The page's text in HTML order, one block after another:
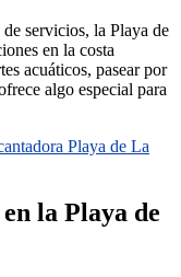
servicios, la Playa de
en la costa
acuáticos, pasear por
algo especial para
Playa de La
la Playa de